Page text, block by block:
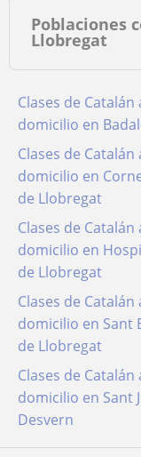
Poblaciones
Llobregat
Clases de Catalán
domicilio en
Clases de Catalán
domicilio en
de Llobregat
Clases de Catalán
domicilio en
de Llobregat
Clases de Catalán
domicilio en Sant
de Llobregat
Clases de Catalán
domicilio en Sant
Desvern